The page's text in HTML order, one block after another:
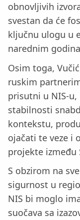
obnovljivih
svestan da će
ključnu ulogu u
narednim
Osim toga,
ruskim
prisutni u NIS-
stabilnosti
kontekstu,
ojačati te veze i
projekte između
S obzirom na
sigurnost u
NIS bi moglo
suočava sa